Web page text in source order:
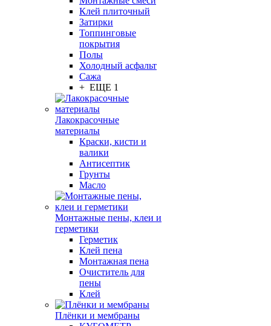
Клей плиточный
Затирки
Топпинговые
покрытия
Полы
Холодный асфальт
Сажа
+ ЕЩЕ 1
Лакокрасочные
материалы
Краски, кисти и
валики
Антисептик
Грунты
Масло
Монтажные пены, клеи и
герметики
Герметик
Клей пена
Монтажная пена
Очиститель для
пены
Клей
Плёнки и мембраны